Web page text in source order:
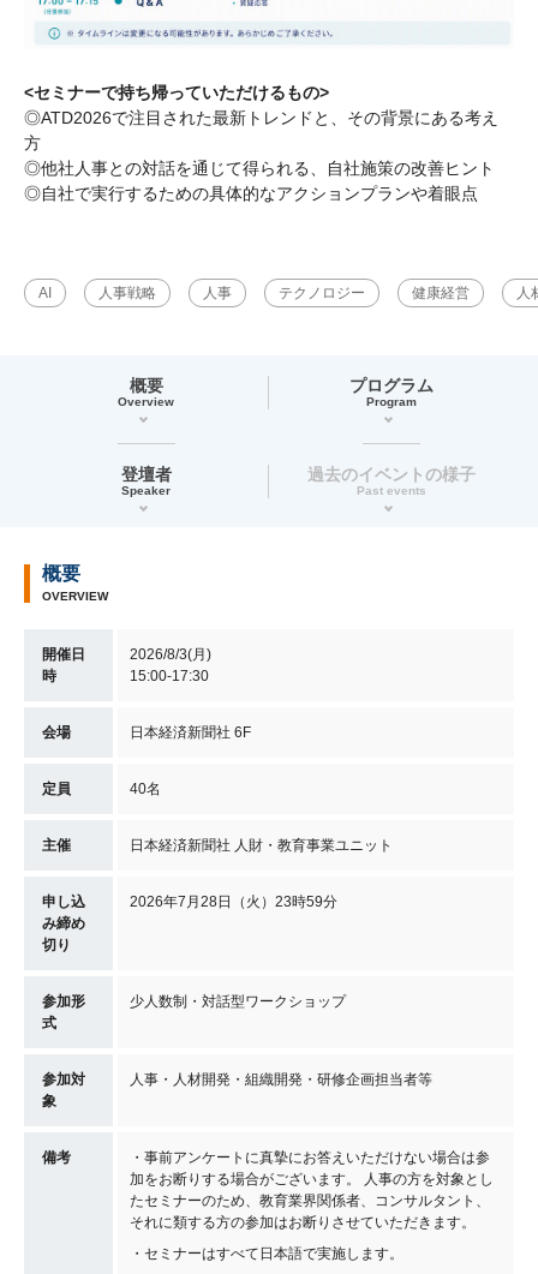
<セミナーで持ち帰っていただけるもの>
◎ATD2026で注目された最新トレンドと、その背景にある考え
方
◎他社人事との対話を通じて得られる、自社施策の改善ヒント
◎自社で実行するための具体的なアクションプランや着眼点
AI 人事戦略 人事 テクノロジー 健康経営 人
概要
Overview
プログラム
Program
登壇者
Speaker
過去のイベントの様子
Past events
概要
OVERVIEW
開催日
時
2026/8/3(月)
15:00-17:30
会場 日本経済新聞社 6F
定員 40名
主催 日本経済新聞社 人財・教育事業ユニット
申し込
み締め
切り
2026年7月28日（火）23時59分
参加形
式
少人数制・対話型ワークショップ
参加対
象
人事・人材開発・組織開発・研修企画担当者等
備考
・事前アンケートに真摯にお答えいただけない場合は参
加をお断りする場合がございます。 人事の方を対象とし
たセミナーのため、教育業界関係者、コンサルタント、
それに類する方の参加はお断りさせていただきます。
・セミナーはすべて日本語で実施します。